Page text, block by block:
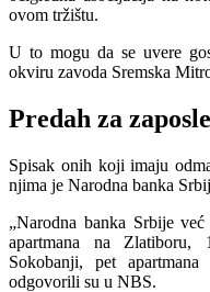
ovom tržištu.
U to mogu da se uvere
okviru zavoda Sremska
Predah za
Spisak onih koji imaju
njima je Narodna banka
„Narodna banka Srbije
apartmana na
Sokobanji, pet
odgovorili su u NBS.